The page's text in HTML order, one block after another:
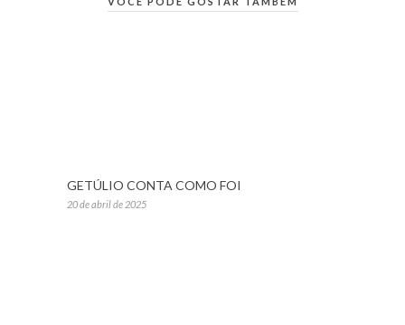
GETÚLIO CONTA COMO FOI
20 de abril de 2025